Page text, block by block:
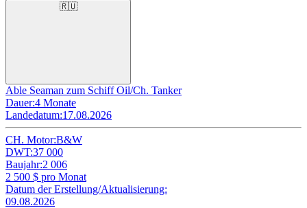
🇷🇺
Able Seaman zum Schiff Oil/Ch. Tanker
Dauer:4 Monate
Landedatum:17.08.2026
CH. Motor:B&W
DWT:37 000
Baujahr:2 006
2 500 $ pro Monat
Datum der Erstellung/Aktualisierung:
09.08.2026